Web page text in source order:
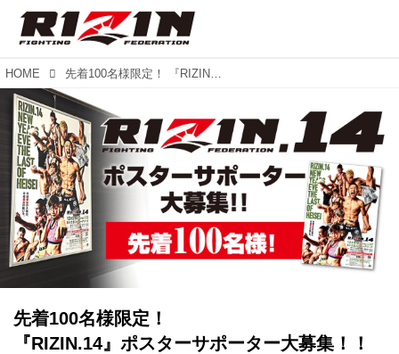
HOME 先着100名様限定！ 『RIZIN.14』ポスターサポーター大募集！！
先着100名様限定！
『RIZIN.14』ポスターサポーター大募集！！